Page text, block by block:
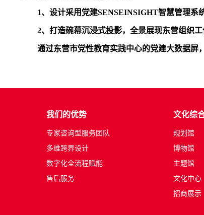
1、设计采用党建SENSEINSIGHT智慧管理系
2、打造碗幕沉浸式投影，全景展现东营组织
通过东营市党性教育实践中心的党建大数据屏
我们的优势
专家咨询型服务团队
多维跨界设计
数字化全流程赋能
售后服务
文化综
规划馆
博物馆
主题馆
文化中心
招商展示